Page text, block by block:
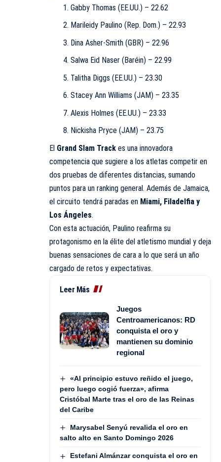
Gabby Thomas (EE.UU.) – 22.62
Marileidy Paulino (Rep. Dom.) – 22.93
Dina Asher-Smith (GBR) – 22.96
Salwa Eid Naser (Baréin) – 22.99
Talitha Diggs (EE.UU.) – 23.30
Stacey Ann Williams (JAM) – 23.35
Alexis Holmes (EE.UU.) – 23.33
Nickisha Pryce (JAM) – 23.75
El Grand Slam Track es una innovadora
competencia que sugiere a los atletas competir en
dos pruebas de diferentes distancias, sumando
puntos para un ranking general. Además de Jamaica,
el circuito tendrá paradas en Miami, Filadelfia y
Los Ángeles.
Con esta actuación, Paulino reafirma su
protagonismo en la élite del atletismo mundial y deja
buenas sensaciones de cara a lo que será un año
cargado de retos y expectativas.
Leer Más
Juegos
Centroamericanos: RD
conquista el oro y
mantienen su dominio
regional
«Al principio estuvo reñido el juego,
pero luego cogió fuerza», afirma
Cristóbal Marte tras el oro de las Reinas
del Caribe
Marysabel Senyú revalida el oro en
salto alto en Santo Domingo 2026
Estefani Almánzar conquista el oro en